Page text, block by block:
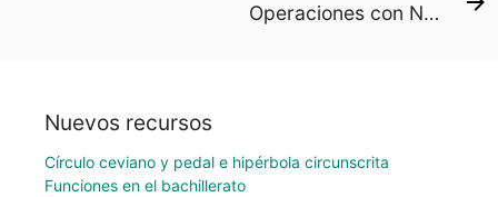
Operaciones con Números Enteros
Nuevos recursos
Círculo ceviano y pedal e hipérbola circunscrita
Funciones en el bachillerato